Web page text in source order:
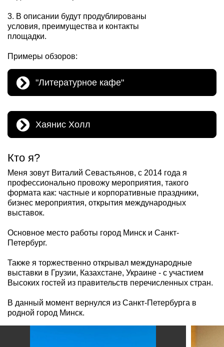
3. В описании будут продублированы
условия, преимущества и контакты
площадки.
Примеры обзоров:
"Литературное кафе"
Хаянис Холл
Кто я?
Меня зовут Виталий Севастьянов, с 2014 года я
профессионально провожу мероприятия, такого
формата как: частные и корпоративные праздники,
бизнес мероприятия, открытия международных
выставок.
Основное место работы город Минск и Санкт-
Петербург.
Также я торжественно открывал международные
выставки в Грузии, Казахстане, Украине - с участием
Высоких гостей из правительств перечисленных стран.
В данный момент вернулся из Санкт-Петербурга в
родной город Минск.